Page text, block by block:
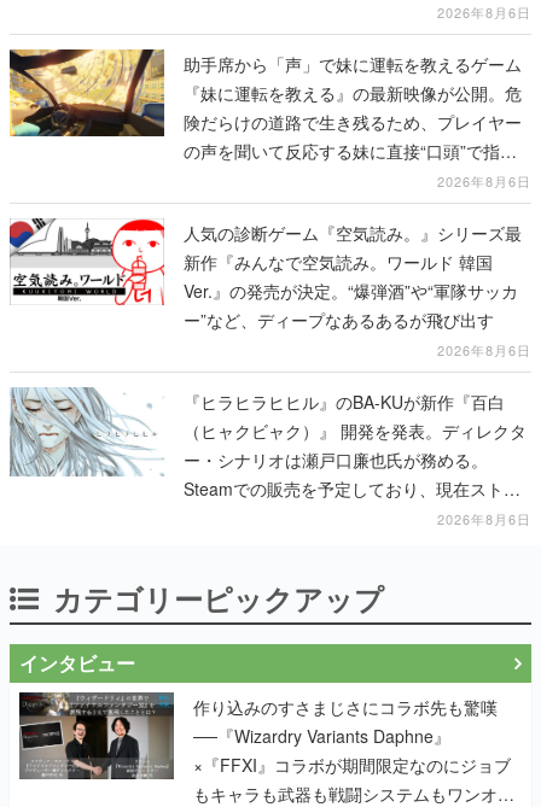
2026年8月6日
助手席から「声」で妹に運転を教えるゲーム
『妹に運転を教える』の最新映像が公開。危
険だらけの道路で生き残るため、プレイヤー
の声を聞いて反応する妹に直接“口頭”で指示
2026年8月6日
人気の診断ゲーム『空気読み。』シリーズ最
新作『みんなで空気読み。ワールド 韓国
Ver.』の発売が決定。“爆弾酒”や“軍隊サッカ
ー”など、ディープなあるあるが飛び出す
2026年8月6日
『ヒラヒラヒヒル』のBA-KUが新作『百白
（ヒャクビャク）』 開発を発表。ディレクタ
ー・シナリオは瀬戸口廉也氏が務める。
Steamでの販売を予定しており、現在ストア
2026年8月6日
カテゴリーピックアップ
インタビュー
作り込みのすさまじさにコラボ先も驚嘆
──『Wizardry Variants Daphne』
×『FFXI』コラボが期間限定なのにジョブ
もキャラも武器も戦闘システムもワンオフ